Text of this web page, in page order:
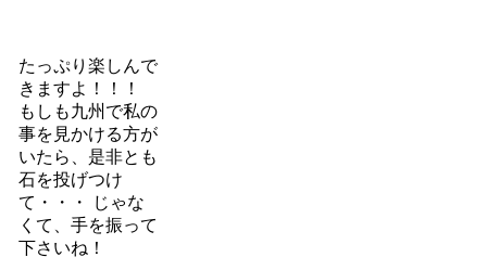
たっぷり楽しんで
きますよ！！！
もしも九州で私の
事を見かける方が
いたら、是非とも
石を投げつけ
て・・・ じゃな
くて、手を振って
下さいね！